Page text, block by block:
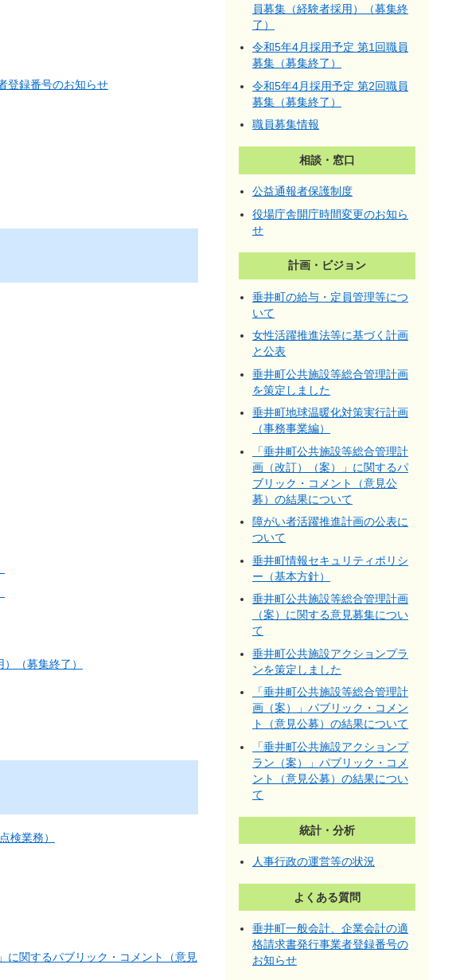
登録番号のお知らせ
（募集終了）
検業務）
に関するパブリック・コメント（意見
員募集（経験者採用）（募集終
了）
令和5年4月採用予定 第1回職員
募集（募集終了）
令和5年4月採用予定 第2回職員
募集（募集終了）
職員募集情報
相談・窓口
公益通報者保護制度
役場庁舎開庁時間変更のお知ら
せ
計画・ビジョン
垂井町の給与・定員管理等につ
いて
女性活躍推進法等に基づく計画
と公表
垂井町公共施設等総合管理計画
を策定しました
垂井町地球温暖化対策実行計画
（事務事業編）
「垂井町公共施設等総合管理計
画（改訂）（案）」に関するパ
ブリック・コメント（意見公
募）の結果について
障がい者活躍推進計画の公表に
ついて
垂井町情報セキュリティポリシ
ー（基本方針）
垂井町公共施設等総合管理計画
（案）に関する意見募集につい
て
垂井町公共施設アクションプラ
ンを策定しました
「垂井町公共施設等総合管理計
画（案）」パブリック・コメン
ト（意見公募）の結果について
「垂井町公共施設アクションプ
ラン（案）」パブリック・コメ
ント（意見公募）の結果につい
て
統計・分析
人事行政の運営等の状況
よくある質問
垂井町一般会計、企業会計の適
格請求書発行事業者登録番号の
お知らせ